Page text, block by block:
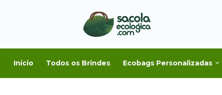
Início Todos os Brindes Ecobags Personalizadas